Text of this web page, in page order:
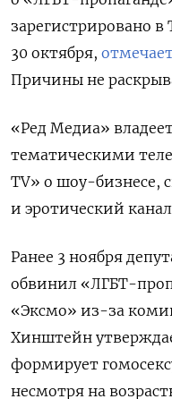
зарегистрировано
30 октября,
Причины не
«Ред Медиа»
тематическими
TV» о шоу-бизнесе,
и эротический
Ранее 3 ноября
обвинил «ЛГБТ-
«Эксмо» из-за
Хинштейн
формирует
несмотря на